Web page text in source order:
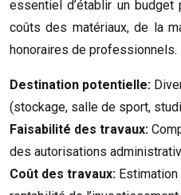
essentiel d’établir un
coûts des matériaux, de la
honoraires de professionnels.
Destination potentielle:
(stockage, salle de sport,
Faisabilité des travaux:
des autorisations
Coût des travaux: